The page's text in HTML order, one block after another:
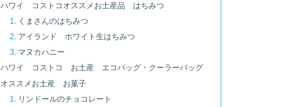
ハワイ コストコオススメお土産品 はちみつ
くまさんのはちみつ
アイランド ホワイト生はちみつ
マヌカハニー
ハワイ コストコ お土産 エコバッグ・クーラーバッグ
オススメお土産 お菓子
リンドールのチョコレート